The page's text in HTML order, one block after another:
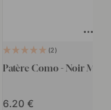
2
Patère Como - Noir Mat
6.20